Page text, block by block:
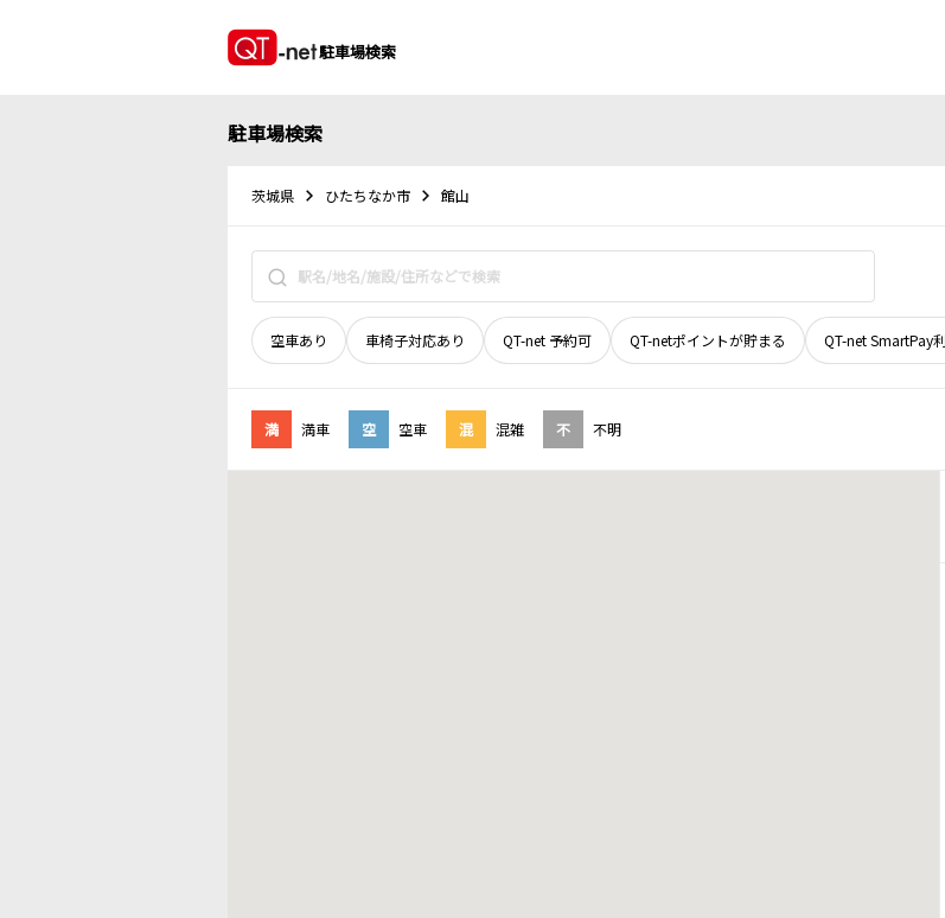
駐車場検索
駐車場検索
茨城県 ひたちなか市 館山
空車あり 車椅子対応あり QT-net 予約可 QT-netポイントが貯まる QT-net SmartPay
満 満車 空 空車 混 混雑 不 不明